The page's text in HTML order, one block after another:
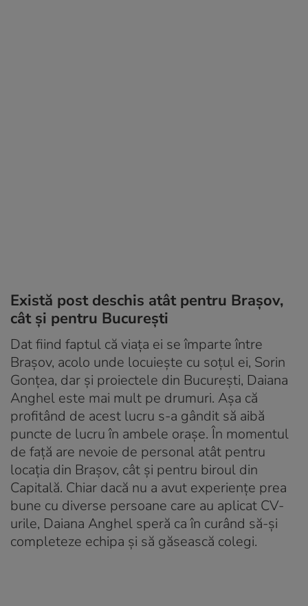
Există post deschis atât pentru Brașov,
cât și pentru București
Dat fiind faptul că viața ei se împarte între
Brașov, acolo unde locuiește cu soțul ei, Sorin
Gonțea, dar și proiectele din București, Daiana
Anghel este mai mult pe drumuri. Așa că
profitând de acest lucru s-a gândit să aibă
puncte de lucru în ambele orașe. În momentul
de față are nevoie de personal atât pentru
locația din Brașov, cât și pentru biroul din
Capitală. Chiar dacă nu a avut experiențe prea
bune cu diverse persoane care au aplicat CV-
urile, Daiana Anghel speră ca în curând să-și
completeze echipa și să găsească colegi.